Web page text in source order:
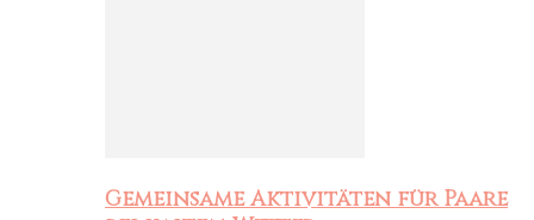
Gemeinsame Aktivitäten für Paare